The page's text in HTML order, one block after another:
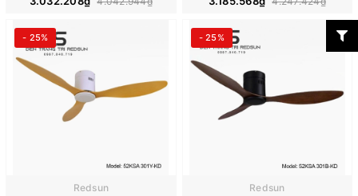
- 25%
Redsun
- 25%
Redsun